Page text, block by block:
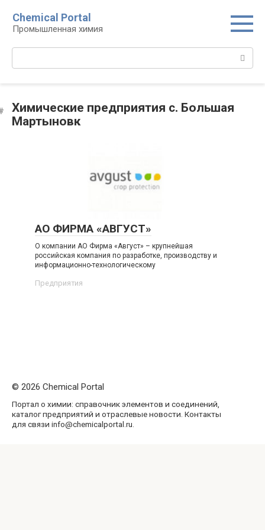
контенту
Chemical Portal
Промышленная химия
Химические предприятия с. Большая
Мартыновк
АО ФИРМА «АВГУСТ»
О компании АО Фирма «Август» – крупнейшая
российская компания по разработке, производству и
информационно-технологическому
Предприятия
© 2026 Chemical Portal
Портал о химии: справочник элементов и соединений,
каталог предприятий и отраслевые новости. Контакты
для связи info@chemicalportal.ru.